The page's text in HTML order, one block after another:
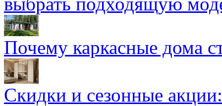
Почему каркасные дома
Скидки и сезонные